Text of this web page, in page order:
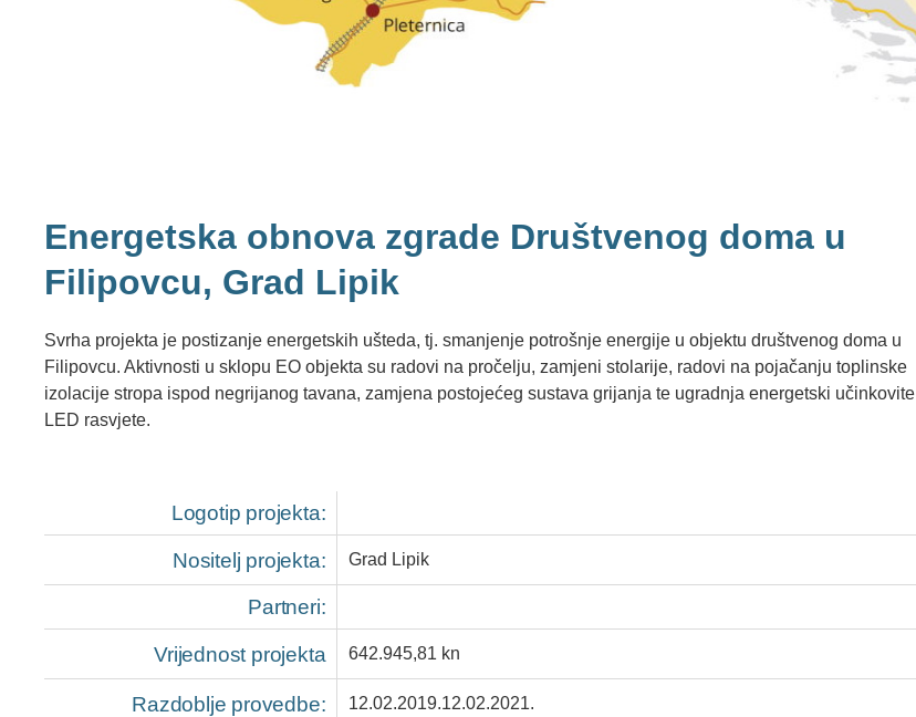
Energetska obnova zgrade Društvenog doma u
Filipovcu, Grad Lipik
Svrha projekta je postizanje energetskih ušteda, tj. smanjenje potrošnje energije u objektu društvenog doma u
Filipovcu. Aktivnosti u sklopu EO objekta su radovi na pročelju, zamjeni stolarije, radovi na pojačanju toplinske
izolacije stropa ispod negrijanog tavana, zamjena postojećeg sustava grijanja te ugradnja energetski učinkovite
LED rasvjete.
Logotip projekta:
Nositelj projekta: Grad Lipik
Partneri:
Vrijednost projekta 642.945,81 kn
Razdoblje provedbe: 12.02.2019.12.02.2021.